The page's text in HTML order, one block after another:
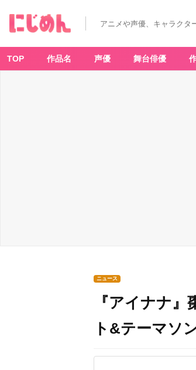
アニメや声優、キャラクタ
TOP 作品名 声優 舞台俳優
ニュース
『アイナナ
ト&テーマソ